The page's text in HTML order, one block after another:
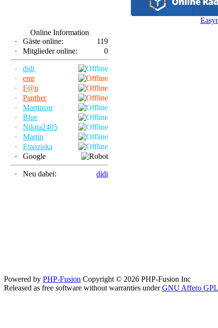
Online Information
·
Gäste online:
119
·
Mitglieder online: 0
·
didi
·
emr
·
F@n
·
Panther
·
Martincor
·
Blue
·
Nikita2405
·
Martin
·
Franziska
·
Google
· Neu dabei: didi
Powered by PHP-Fusion Copyright © 2026 PHP-Fusion Inc
Released as free software without warranties underGNU Affero GPL